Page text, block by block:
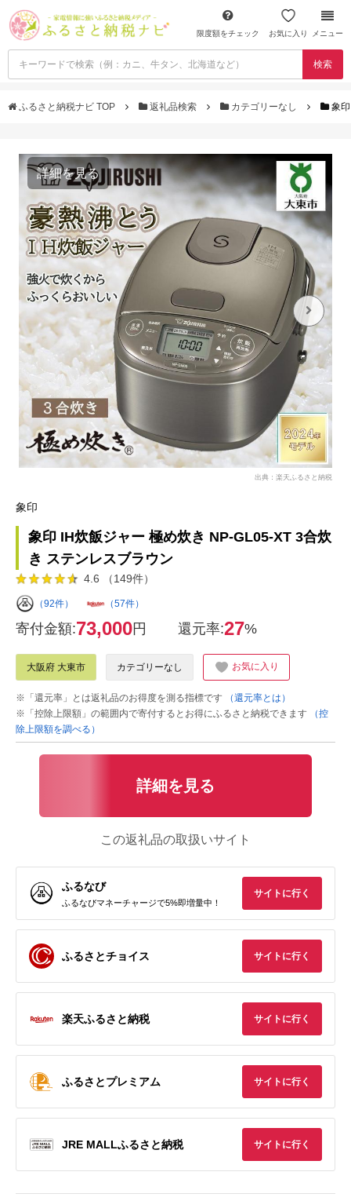
限度額をチェック お気に入り メニュー
検索
ふるさと納税ナビ TOP 返礼品検索 カテゴリーなし 象
詳細を見る
出典：楽天ふるさと納税
象印
象印 IH炊飯ジャー 極め炊き NP-GL05-XT 3合炊
き ステンレスブラウン
4.6 （149件）
（92件） （57件）
寄付金額:73,000円 還元率:27%
大阪府 大東市 カテゴリーなし お気に入り
※「還元率」とは返礼品のお得度を測る指標です
（還元率とは）
※「控除上限額」の範囲内で寄付するとお得にふるさと納税できます
（控
除上限額を調べる）
詳細を見る
この返礼品の取扱いサイト
ふるなび
ふるなびマネーチャージで5%即増量中！
サイトに行く
ふるさとチョイス サイトに行く
楽天ふるさと納税 サイトに行く
ふるさとプレミアム サイトに行く
JRE MALLふるさと納税 サイトに行く